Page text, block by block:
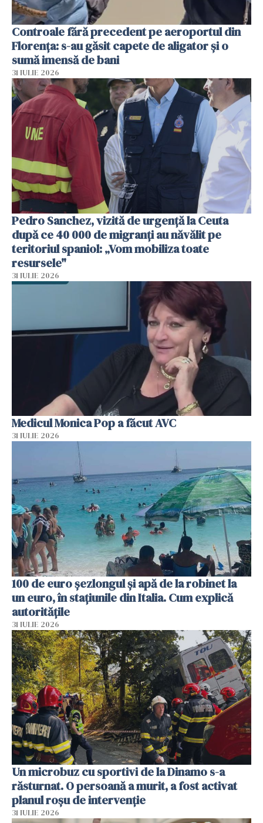
Controale fără precedent pe aeroportul din
Florența: s-au găsit capete de aligator și o
sumă imensă de bani
31 IULIE 2026
Pedro Sanchez, vizită de urgență la Ceuta
după ce 40 000 de migranți au năvălit pe
teritoriul spaniol: „Vom mobiliza toate
resursele"
31 IULIE 2026
Medicul Monica Pop a făcut AVC
31 IULIE 2026
100 de euro șezlongul și apă de la robinet la
un euro, în stațiunile din Italia. Cum explică
autoritățile
31 IULIE 2026
Un microbuz cu sportivi de la Dinamo s-a
răsturnat. O persoană a murit, a fost activat
planul roșu de intervenție
31 IULIE 2026